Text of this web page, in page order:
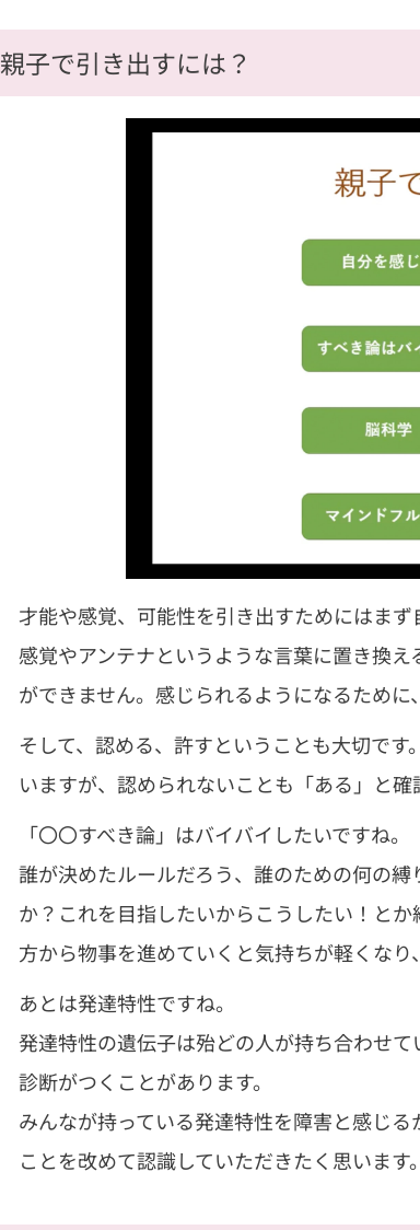
親子で引き出すには？
才能や感覚、可能性を引き出すためにはま
感覚やアンテナというような言葉に置き換
ができません。感じられるようになるために
そして、認める、許すということも大切で
いますが、認められないことも「ある」と確
「〇〇すべき論」はバイバイしたいですね。
誰が決めたルールだろう、誰のための何の
か？これを目指したいからこうしたい！と
方から物事を進めていくと気持ちが軽くな
あとは発達特性ですね。
発達特性の遺伝子は殆どの人が持ち合わせ
診断がつくことがあります。
みんなが持っている発達特性を障害と感じ
ことを改めて認識していただきたく思います。